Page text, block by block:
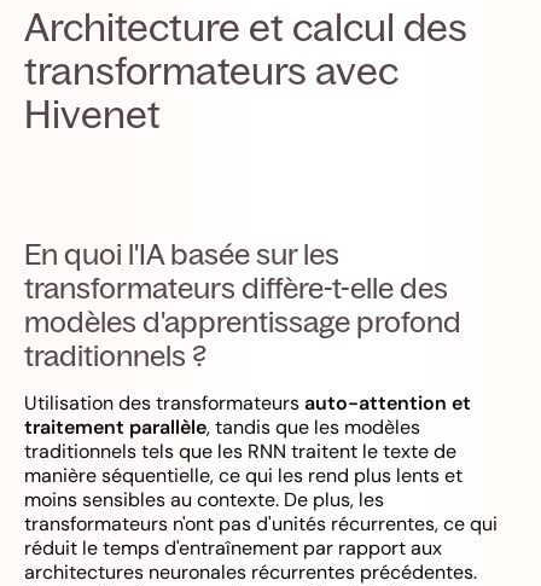
Architecture et calcul des
transformateurs avec
Hivenet
En quoi l'IA basée sur les
transformateurs diffère-t-elle des
modèles d'apprentissage profond
traditionnels ?
Utilisation des transformateursauto-attention et
traitement parallèle, tandis que les modèles
traditionnels tels que les RNN traitent le texte de
manière séquentielle, ce qui les rend plus lents et
moins sensibles au contexte. De plus, les
transformateurs n'ont pas d'unités récurrentes, ce qui
réduit le temps d'entraînement par rapport aux
architectures neuronales récurrentes précédentes.